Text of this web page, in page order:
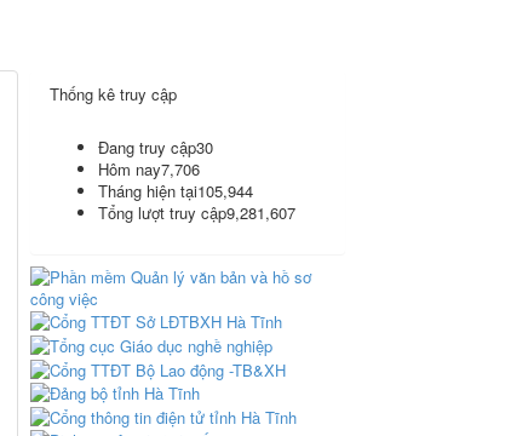
Thống kê truy cập
Đang truy cập30
Hôm nay7,706
Tháng hiện tại105,944
Tổng lượt truy cập9,281,607